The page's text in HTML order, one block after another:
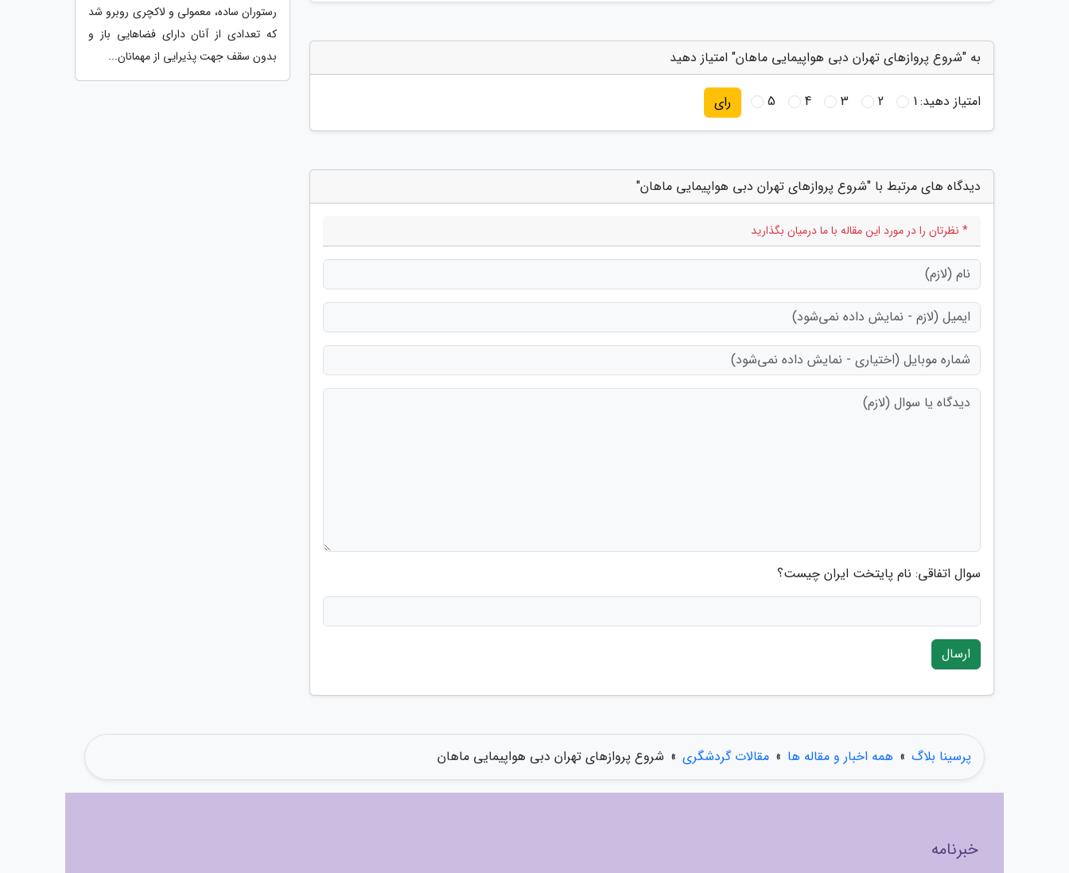
به "شروع پروازهای تهران دبی هواپیمایی ماهان" امتیاز دهید
امتیاز دهید:1
2
3
4
5 رای
دیدگاه های مرتبط با "شروع پروازهای تهران دبی هواپیمایی ماهان"
* نظرتان را در مورد این مقاله با ما درمیان بگذارید
سوال اتفاقی: نام پایتخت ایران چیست؟
ارسال
رستوران ساده، معمولی و لاکچری روبرو شد
که تعدادی از آنان دارای فضاهایی باز و
بدون سقف جهت پذیرایی از مهمانان...
پرسینا بلاگ » همه اخبار و مقاله ها » مقالات گردشگری » شروع پروازهای تهران دبی هواپیمایی ماهان
خبرنامه